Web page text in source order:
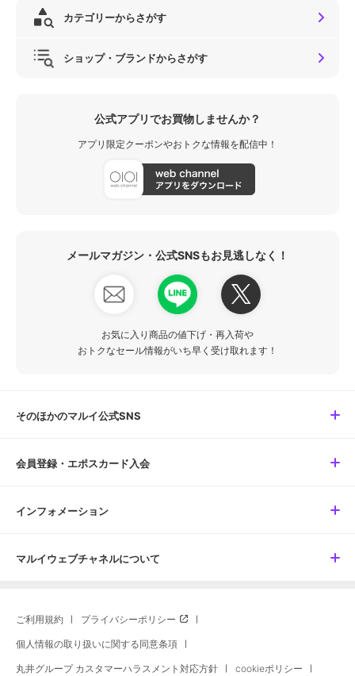
カテゴリーからさがす
ショップ・ブランドからさがす
公式アプリでお買物しませんか？
アプリ限定クーポンやおトクな情報を配信中！
メールマガジン・公式SNSもお見逃しなく！
お気に入り商品の値下げ・再入荷や
おトクなセール情報がいち早く受け取れます！
そのほかのマルイ公式SNS
会員登録・エポスカード入会
インフォメーション
マルイウェブチャネルについて
ご利用規約 プライバシーポリシー
個人情報の取り扱いに関する同意条項
丸井グループ カスタマーハラスメント対応方針 cookieポリシー